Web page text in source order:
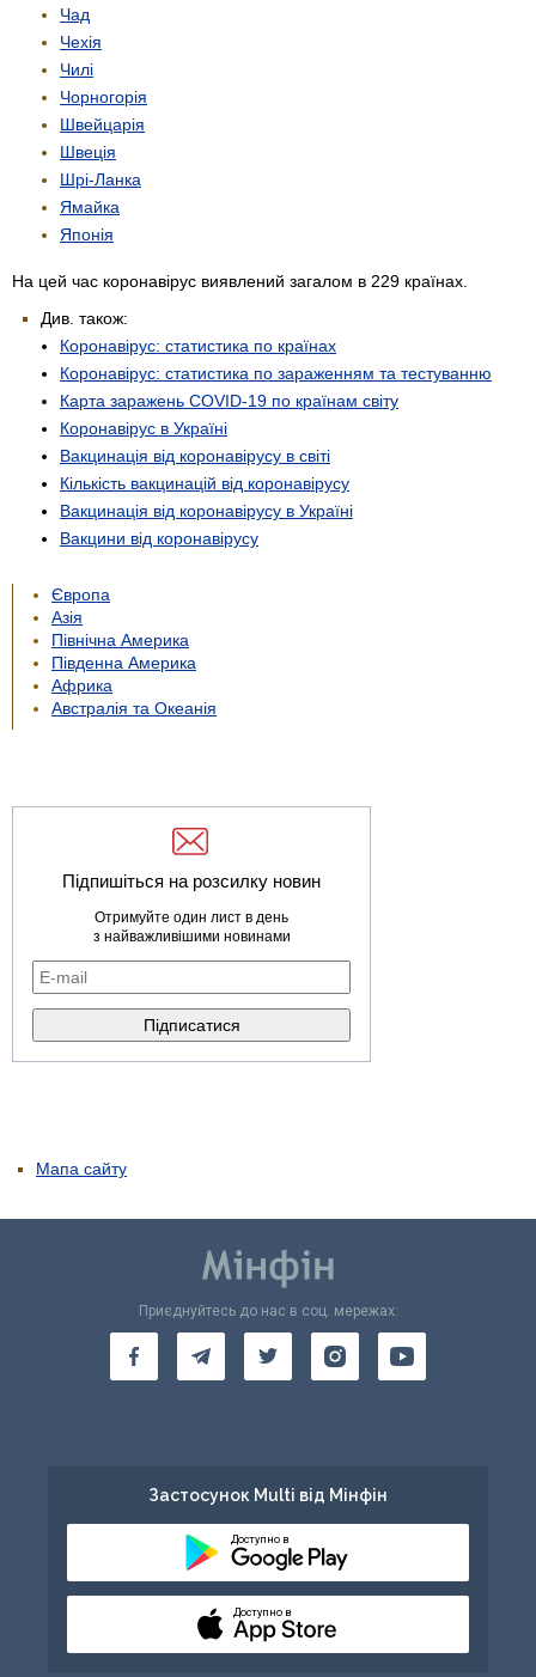
Чад
Чехія
Чилі
Чорногорія
Швейцарія
Швеція
Шрі-Ланка
Ямайка
Японія
На цей час коронавірус виявлений загалом в 229 країнах.
Див. також:
Коронавірус: статистика по країнах
Коронавірус: статистика по зараженням та тестуванню
Карта заражень COVID-19 по країнам світу
Коронавірус в Україні
Вакцинація від коронавірусу в світі
Кількість вакцинацій від коронавірусу
Вакцинація від коронавірусу в Україні
Вакцини від коронавірусу
Європа
Азія
Північна Америка
Південна Америка
Африка
Австралія та Океанія
Підпишіться на розсилку новин
Отримуйте один лист в день
з найважливішими новинами
Мапа сайту
Приєднуйтесь до нас в соц. мережах:
Застосунок Multi від Мінфін
Доступно в
Доступно в